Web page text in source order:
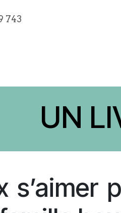
743
UN
s’aimer